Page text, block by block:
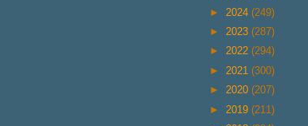
► 2024 (249)
► 2023 (287)
► 2022 (294)
► 2021 (300)
► 2020 (207)
► 2019 (211)